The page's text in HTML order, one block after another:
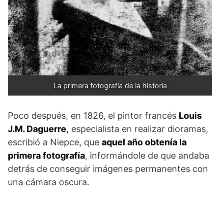
La primera fotografía de la historia
Poco después, en 1826, el pintor francés Louis
J.M. Daguerre, especialista en realizar dioramas,
escribió a Niepce, que aquel año obtenía la
primera fotografía, informándole de que andaba
detrás de conseguir imágenes permanentes con
una cámara oscura.